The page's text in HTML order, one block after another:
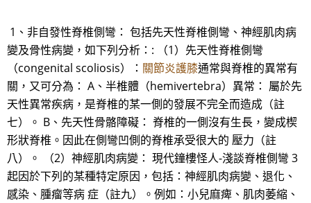
1、非自發性脊椎側彎： 包括先天性脊椎側彎、神經肌肉病
變及骨性病變，如下列分析：: （1）先天性脊椎側彎
（congenital scoliosis）： 關節炎護膝通常與脊椎的異常有
關，又可分為： A、半椎體（hemivertebra）異常： 屬於先
天性異常疾病，是脊椎的某一側的發展不完全而造成（註
七）。 B、先天性骨骼障礙： 脊椎的一側沒有生長，變成楔
形狀脊椎。因此在側彎凹側的脊椎承受很大的 壓力（註
八）。 （2）神經肌肉病變： 現代鐘樓怪人-淺談脊椎側彎 3
起因於下列的某種特定原因，包括：神經肌肉病變、退化、
感染、腫瘤等病 症（註九）。例如：小兒麻痺、肌肉萎縮、